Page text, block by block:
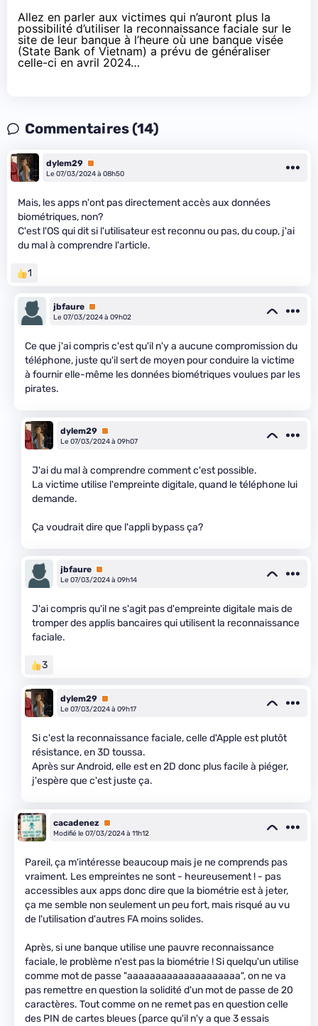
Allez en parler aux victimes qui n’auront plus la
possibilité d’utiliser la reconnaissance faciale sur le
site de leur banque à l’heure où une banque visée
(State Bank of Vietnam) a prévu de généraliser
celle-ci en avril 2024…
Commentaires (14)
dylem29 Premium
Le 07/03/2024 à 08h50
Mais, les apps n'ont pas directement accès aux données
biométriques, non?
C'est l'OS qui dit si l'utilisateur est reconnu ou pas, du coup, j'ai
du mal à comprendre l'article.
1
jbfaure Premium
Le 07/03/2024 à 09h02
Ce que j'ai compris c'est qu'il n'y a aucune compromission du
téléphone, juste qu'il sert de moyen pour conduire la victime
à fournir elle-même les données biométriques voulues par les
pirates.
dylem29 Premium
Le 07/03/2024 à 09h07
J'ai du mal à comprendre comment c'est possible.
La victime utilise l'empreinte digitale, quand le téléphone lui
demande.
Ça voudrait dire que l'appli bypass ça?
jbfaure Premium
Le 07/03/2024 à 09h14
J'ai compris qu'il ne s'agit pas d'empreinte digitale mais de
tromper des applis bancaires qui utilisent la reconnaissance
faciale.
3
dylem29 Premium
Le 07/03/2024 à 09h17
Si c'est la reconnaissance faciale, celle d'Apple est plutôt
résistance, en 3D toussa.
Après sur Android, elle est en 2D donc plus facile à piéger,
j'espère que c'est juste ça.
cacadenez Premium
Modifié le 07/03/2024 à 11h12
Pareil, ça m'intéresse beaucoup mais je ne comprends pas
vraiment. Les empreintes ne sont - heureusement ! - pas
accessibles aux apps donc dire que la biométrie est à jeter,
ça me semble non seulement un peu fort, mais risqué au vu
de l'utilisation d'autres FA moins solides.
Après, si une banque utilise une pauvre reconnaissance
faciale, le problème n'est pas la biométrie ! Si quelqu'un utilise
comme mot de passe "aaaaaaaaaaaaaaaaaaaa", on ne va
pas remettre en question la solidité d'un mot de passe de 20
caractères. Tout comme on ne remet pas en question celle
des PIN de cartes bleues (parce qu'il n'y a que 3 essais